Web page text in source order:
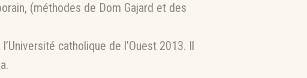
(méthodes de Dom Gajard et des
catholique de l’Ouest 2013. Il